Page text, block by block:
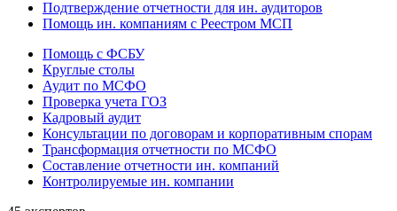
Подтверждение отчетности для ин. аудиторов
Помощь ин. компаниям с Реестром МСП
Помощь с ФСБУ
Круглые столы
Аудит по МСФО
Проверка учета ГОЗ
Кадровый аудит
Консультации по договорам и корпоративным спорам
Трансформация отчетности по МСФО
Составление отчетности ин. компаний
Контролируемые ин. компании